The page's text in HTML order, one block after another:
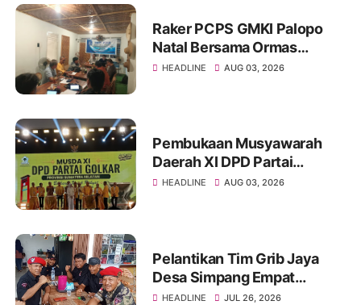
Raker PCPS GMKI Palopo
Natal Bersama Ormas
Kristen
HEADLINE AUG 03, 2026
Pembukaan Musyawarah
Daerah XI DPD Partai
Golongan Karya Provinsi
HEADLINE AUG 03, 2026
Pelantikan Tim Grib Jaya
Desa Simpang Empat
Asahan Berlangsung
HEADLINE JUL 26, 2026